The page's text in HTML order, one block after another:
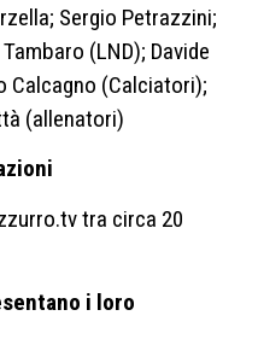
Sergio Petrazzini;
(LND); Davide
Calcagno (Calciatori);
(allenatori)
tra circa 20
i loro